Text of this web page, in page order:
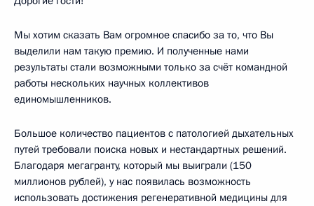
Мы хотим сказать Вам огромное спасибо за то, что Вы
выделили нам такую премию. И полученные нами
результаты стали возможными только за счёт командной
работы нескольких научных коллективов
единомышленников.
Большое количество пациентов с патологией дыхательных
путей требовали поиска новых и нестандартных решений.
Благодаря мегагранту, который мы выиграли (150
миллионов рублей), у нас появилась возможность
использовать достижения регенеративной медицины для